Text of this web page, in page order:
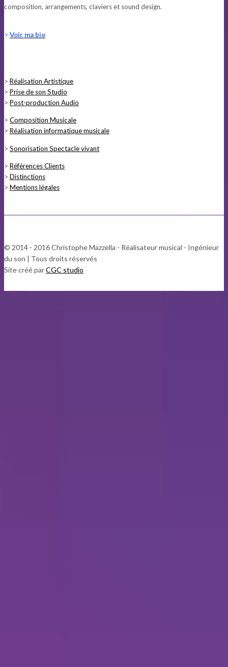
composition, arrangements, claviers et sound design.
> Voir ma bio
> Réalisation Artistique
> Prise de son Studio
> Post-production Audio
> Composition Musicale
> Réalisation informatique musicale
> Sonorisation Spectacle vivant
> Références Clients
> Distinctions
> Mentions légales
© 2014 - 2016 Christophe Mazzella - Réalisateur musical - Ingénieur
du son | Tous droits réservés
Site créé parCGC studio